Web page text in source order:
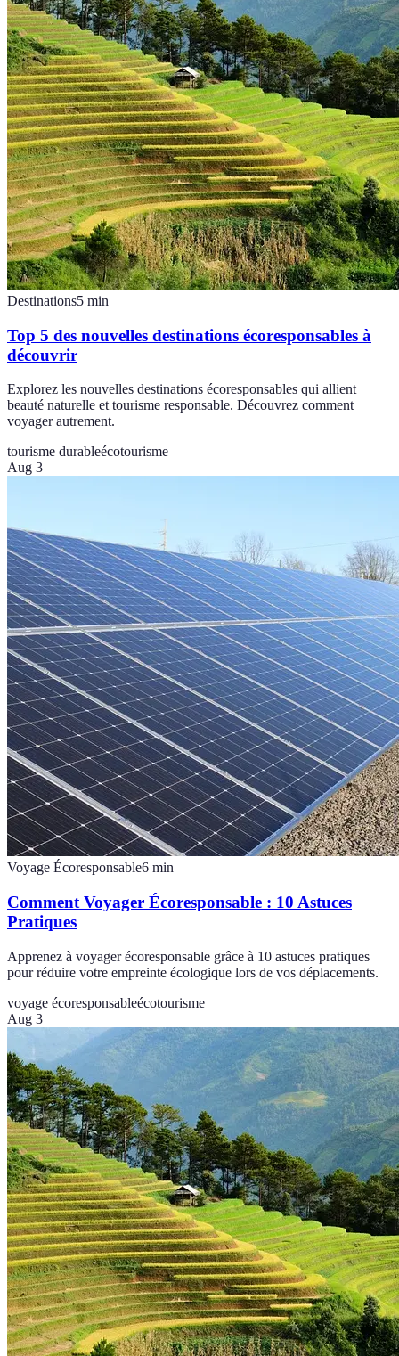
Destinations5 min
Top 5 des nouvelles destinations écoresponsables à
découvrir
Explorez les nouvelles destinations écoresponsables qui allient
beauté naturelle et tourisme responsable. Découvrez comment
voyager autrement.
tourisme durableécotourisme
Aug 3
Voyage Écoresponsable6 min
Comment Voyager Écoresponsable : 10 Astuces
Pratiques
Apprenez à voyager écoresponsable grâce à 10 astuces pratiques
pour réduire votre empreinte écologique lors de vos déplacements.
voyage écoresponsableécotourisme
Aug 3